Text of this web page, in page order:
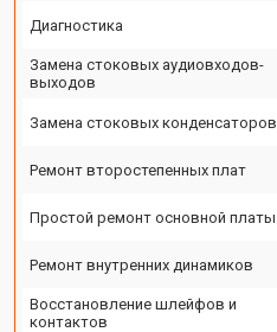
Диагностика
Замена стоковых аудиовходов-
выходов
Замена стоковых конденсаторов
Ремонт второстепенных плат
Простой ремонт основной платы
Ремонт внутренних динамиков
Восстановление шлейфов и
контактов